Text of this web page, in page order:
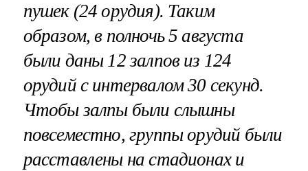
пушек (24 орудия). Таким
образом, в полночь 5 августа
были даны 12 залпов из 124
орудий с интервалом 30 секунд.
Чтобы залпы были слышны
повсеместно, группы орудий были
расставлены на стадионах и